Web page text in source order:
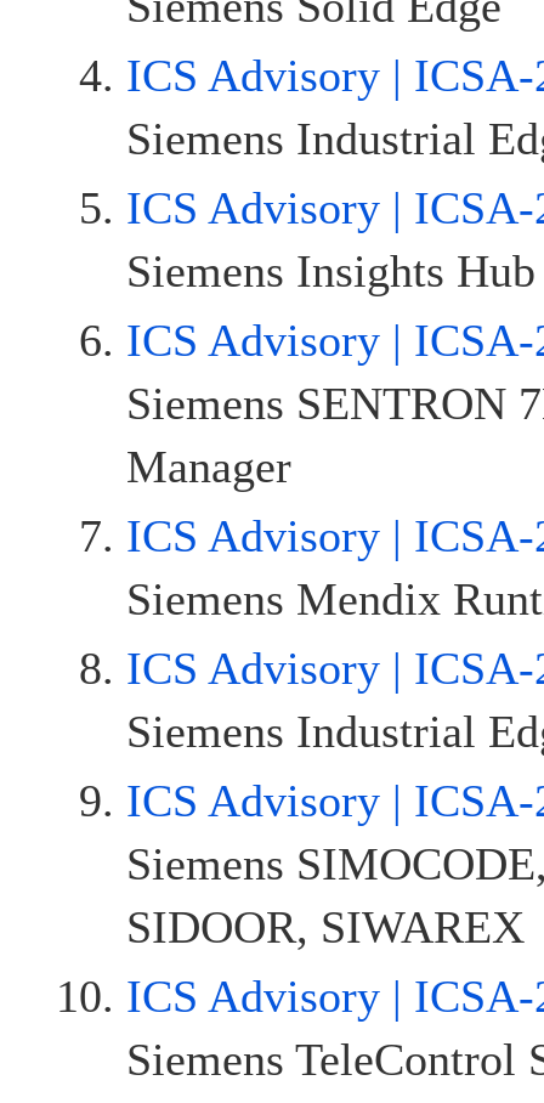
ICS Advisory | ICSA-
Siemens Industrial
ICS Advisory | ICSA-
Siemens Insights
ICS Advisory | ICSA-
Siemens SENTRON
Manager
ICS Advisory | ICSA-
Siemens Mendix
ICS Advisory | ICSA-
Siemens Industrial
ICS Advisory | ICSA-
Siemens
SIDOOR, SIWAREX
ICS Advisory | ICSA-
Siemens TeleControl